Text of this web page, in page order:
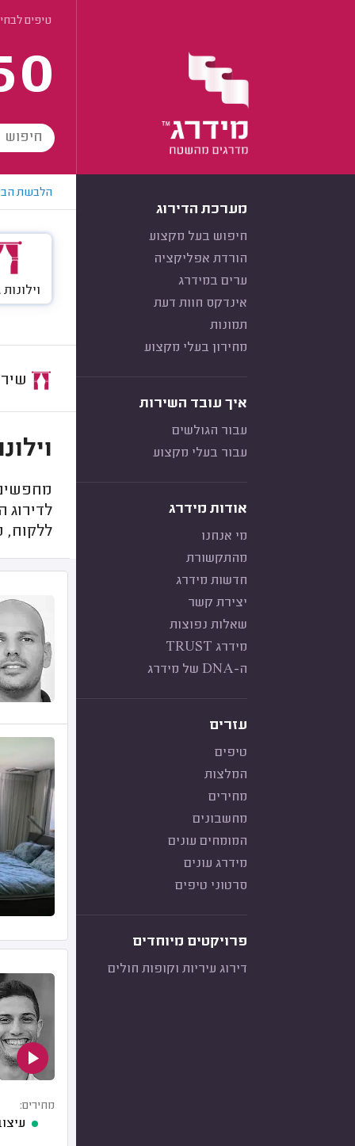
טיפים
מערכת הדירוג
חיפוש בעל מקצוע
הורדת אפליקציה
ערים במידרג
אינדקס חוות דעת
תמונות
מחירון בעלי מקצוע
איך עובד השירות
עבור הגולשים
עבור בעלי מקצוע
אודות מידרג
מי אנחנו
מהתקשורת
חדשות מידרג
יצירת קשר
שאלות נפוצות
מידרג TRUST
ה-DNA של מידרג
עזרים
טיפים
המלצות
מחירים
מחשבונים
המומחים עונים
מידרג עונים
סרטוני טיפים
פרויקטים מיוחדים
דירוג עיריות וקופות חולים
הלבשת
לדירוג
ללקוח,
מחירים: